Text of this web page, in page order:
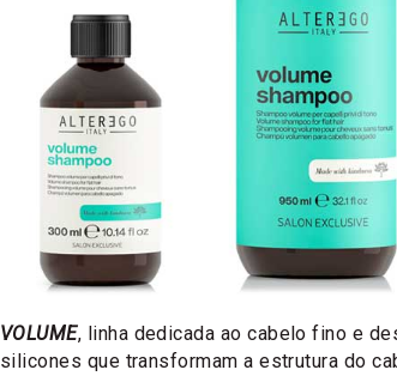
VOLUME, linha dedicada ao cabelo fino e
silicones que transformam a estrutura do